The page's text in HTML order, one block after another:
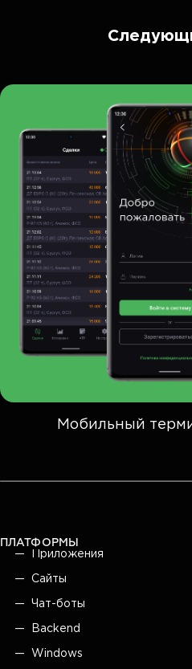
Мобильный
ПЛАТФОРМЫ
Приложения
Сайты
Чат-боты
Backend
Windows